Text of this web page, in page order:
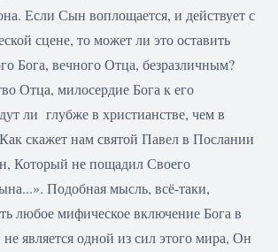
Если Сын воплощается, и действует с
сцене, то может ли это оставить
Бога, вечного Отца, безразличным?
Отца, милосердие Бога к его
ли глубже в христианстве, чем в
скажет нам святой Павел в Послании
Который не пощадил Своего
Подобная мысль, всё-таки,
любое мифическое включение Бога в
является одной из сил этого мира, Он